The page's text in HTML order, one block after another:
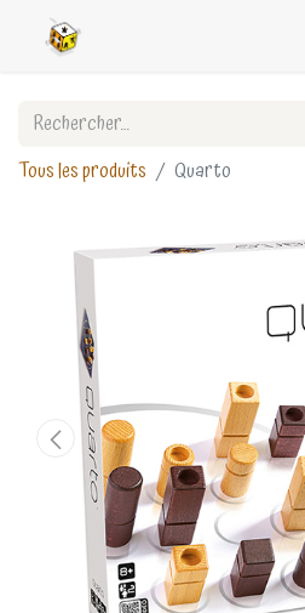
Tous les produits Quarto